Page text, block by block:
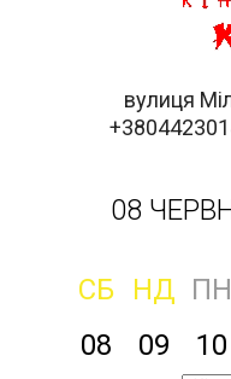
вулиця
08
СБ НД ПН
08
09 10